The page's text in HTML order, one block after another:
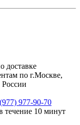
доставке
по г.Москве,
977-90-70
течение 10 минут